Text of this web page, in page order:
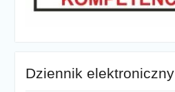
Dziennik elektroniczny